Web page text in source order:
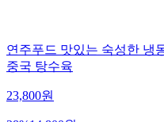
연주푸드 맛있는 숙성한 냉
중국 탕수육
23,800원